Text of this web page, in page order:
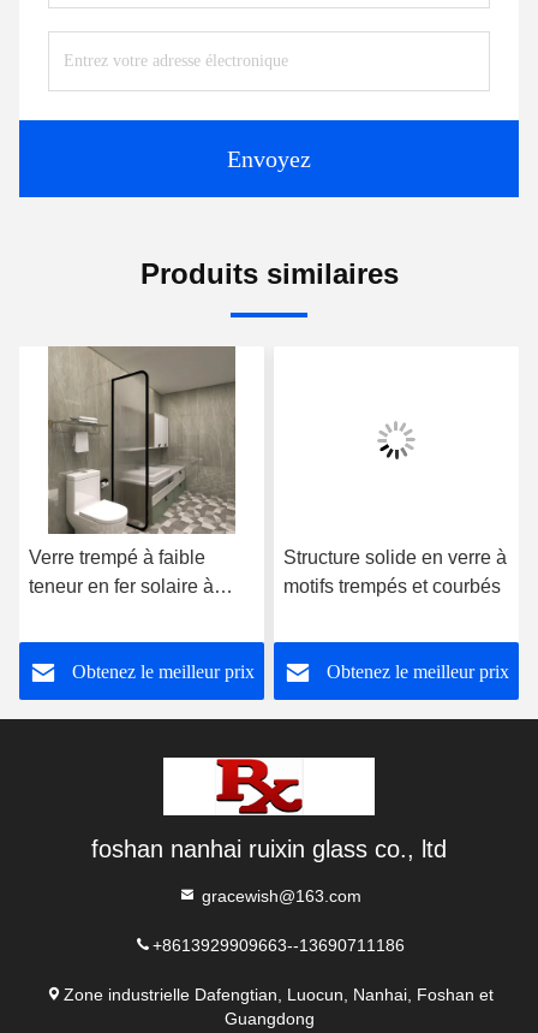
Envoyez
Produits similaires
Verre trempé à faible
teneur en fer solaire à
Super Blanc
Obtenez le meilleur prix
Structure solide en verre à
motifs trempés et courbés
Obtenez le meilleur prix
foshan nanhai ruixin glass co., ltd
gracewish@163.com
+8613929909663--13690711186
Zone industrielle Dafengtian, Luocun, Nanhai, Foshan et
Guangdong